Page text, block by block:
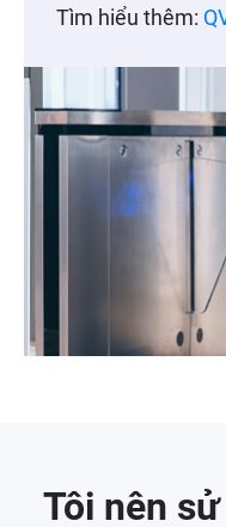
Tìm hiểu thêm:
Tôi nên